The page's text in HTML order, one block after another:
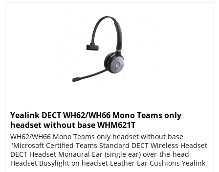
Yealink DECT WH62/WH66 Mono Teams only
headset without base WHM621T
WH62/WH66 Mono Teams only headset without base
"Microsoft Certified Teams Standard DECT Wireless Headset
DECT Headset Monaural Ear (single ear) over-the-head
Headset Busylight on headset Leather Ear Cushions Yealink